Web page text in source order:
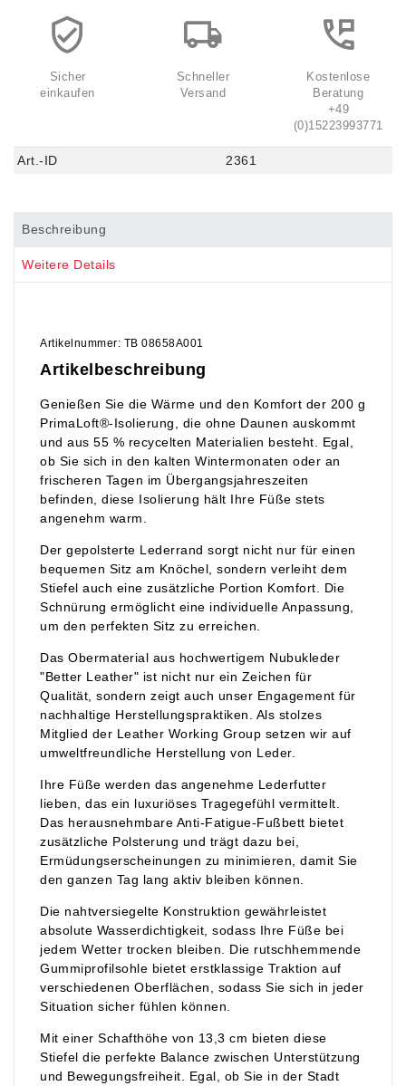
Sicher
einkaufen
Schneller
Versand
Kostenlose
Beratung
+49
(0)15223993771
Art.-ID 2361
Beschreibung
Weitere Details
Artikelnummer: TB 08658A001
Artikelbeschreibung
Genießen Sie die Wärme und den Komfort der 200 g
PrimaLoft®-Isolierung, die ohne Daunen auskommt
und aus 55 % recycelten Materialien besteht. Egal,
ob Sie sich in den kalten Wintermonaten oder an
frischeren Tagen im Übergangsjahreszeiten
befinden, diese Isolierung hält Ihre Füße stets
angenehm warm.
Der gepolsterte Lederrand sorgt nicht nur für einen
bequemen Sitz am Knöchel, sondern verleiht dem
Stiefel auch eine zusätzliche Portion Komfort. Die
Schnürung ermöglicht eine individuelle Anpassung,
um den perfekten Sitz zu erreichen.
Das Obermaterial aus hochwertigem Nubukleder
"Better Leather" ist nicht nur ein Zeichen für
Qualität, sondern zeigt auch unser Engagement für
nachhaltige Herstellungspraktiken. Als stolzes
Mitglied der Leather Working Group setzen wir auf
umweltfreundliche Herstellung von Leder.
Ihre Füße werden das angenehme Lederfutter
lieben, das ein luxuriöses Tragegefühl vermittelt.
Das herausnehmbare Anti-Fatigue-Fußbett bietet
zusätzliche Polsterung und trägt dazu bei,
Ermüdungserscheinungen zu minimieren, damit Sie
den ganzen Tag lang aktiv bleiben können.
Die nahtversiegelte Konstruktion gewährleistet
absolute Wasserdichtigkeit, sodass Ihre Füße bei
jedem Wetter trocken bleiben. Die rutschhemmende
Gummiprofilsohle bietet erstklassige Traktion auf
verschiedenen Oberflächen, sodass Sie sich in jeder
Situation sicher fühlen können.
Mit einer Schafthöhe von 13,3 cm bieten diese
Stiefel die perfekte Balance zwischen Unterstützung
und Bewegungsfreiheit. Egal, ob Sie in der Stadt